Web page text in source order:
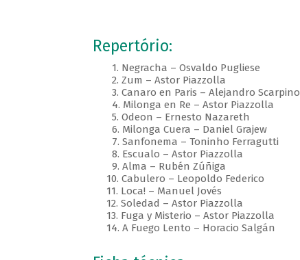
Repertório:
1. Negracha – Osvaldo Pugliese
2. Zum – Astor Piazzolla
3. Canaro en Paris – Alejandro Scarpino
4. Milonga en Re – Astor Piazzolla
5. Odeon – Ernesto Nazareth
6. Milonga Cuera – Daniel Grajew
7. Sanfonema – Toninho Ferragutti
8. Escualo – Astor Piazzolla
9. Alma – Rubén Zúñiga
10. Cabulero – Leopoldo Federico
11. Loca! – Manuel Jovés
12. Soledad – Astor Piazzolla
13. Fuga y Misterio – Astor Piazzolla
14. A Fuego Lento – Horacio Salgán